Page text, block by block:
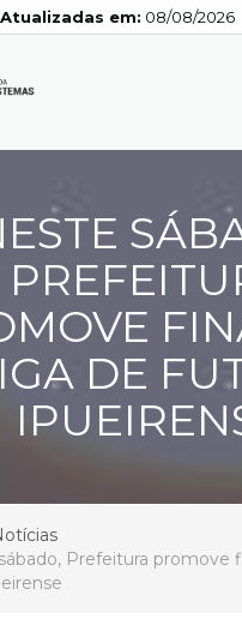
em: 08/08/2026
DE
Prefeitura promove